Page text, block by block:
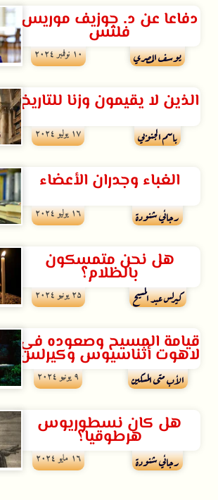
دفاعا عن د. جوزيف موريس
فلتس
يوسف المصري ۱۰ نوفمبر ۲۰۲٤
الذين لا يقيمون وزنا للتاريخ
باسم الجنوبي ۱۷ يوليو ۲۰۲٤
الغباء وجدران الأعضاء
رجائي شنودة ۱٦ يوليو ۲۰۲٤
هل نحن متمسكون
بالظلام؟
كيرلس عبد المسيح ۲۵ يونيو ۲۰۲٤
قيامة المسيح وصعوده في
لاهوت أثناسيوس وكيرلس
الأب متى المسكين ۹ يونيو ۲۰۲٤
هل كان نسطوريوس
هرطوقيا؟
رجائي شنودة ۱٦ مايو ۲۰۲٤